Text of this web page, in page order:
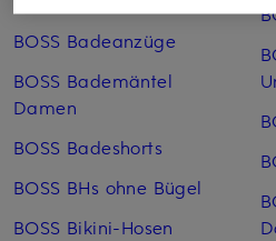
BOSS Badeanzüge
BOSS Bademäntel
Damen
BOSS Badeshorts
BOSS BHs ohne Bügel
BOSS Bikini-Hosen